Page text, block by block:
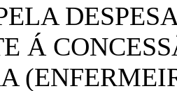
Á